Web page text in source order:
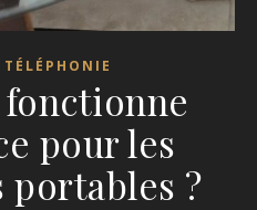
TÉLÉPHONIE
pour les
?